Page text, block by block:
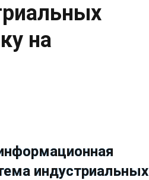
на
индустриальных
индустриальных